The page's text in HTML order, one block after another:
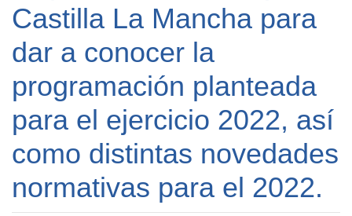
Castilla La Mancha para
dar a conocer la
programación planteada
para el ejercicio 2022, así
como distintas novedades
normativas para el 2022.